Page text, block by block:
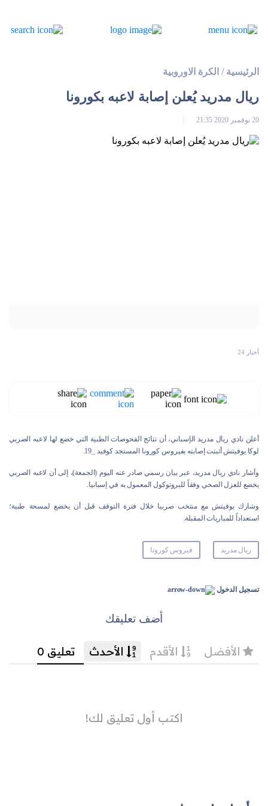
الرئيسية / الكرة الاوروبية
ريال مدريد يُعلن إصابة لاعبه بكورونا
20 نوفمبر 2020 21:35
أخبار 24
أعلن نادي ريال مدريد الإسباني، أن نتائج الفحوصات الطبية التي خضع لها لاعبه الصربي
لوكا يوفيتش أثبتت إصابته بفيروس كورونا المستجد كوفيد _19.
وأشار نادي ريال مدريد، عبر بيان رسمي صادر عنه اليوم (الجمعة)، إلى أن لاعبه الصربي
يخضع للعزل الصحي وفقاً للبروتوكول المعمول به في إسبانيا.
وشارك يوفيتش مع منتخب صربيا خلال فترة التوقف قبل أن يخضع لمسحة طبية؛
استعداداً للمباريات المقبلة.
ريال مدريد فيروس كورونا
تسجيل الدخول
أضف تعليقك